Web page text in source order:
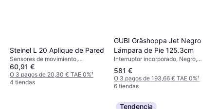
Steinel L 20 Aplique de Pared
Sensores de movimiento,
Regulable, Rojo, Gris, Plata,
Blanco, Negro, Aluminio, Acero
Inoxidable, Acero inoxidable,
60,91 €
O 3 pagos de 20,30 € TAE 0%¹
4 tiendas
GUBI Gräshoppa Jet Negro
Lámpara de Pie 125.3cm
Interruptor incorporado, Negro,
Latón, Acero, Clase IP: IP20,
Casquillo de Lámpara: E14
581 €
O 3 pagos de 193,66 € TAE 0%¹
6 tiendas
Tendencia